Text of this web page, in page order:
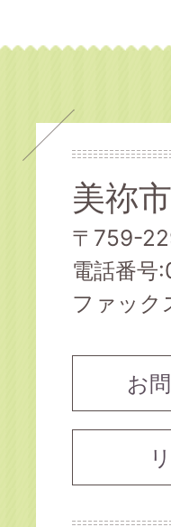
美祢
〒759-
電話番号
ファッ
お